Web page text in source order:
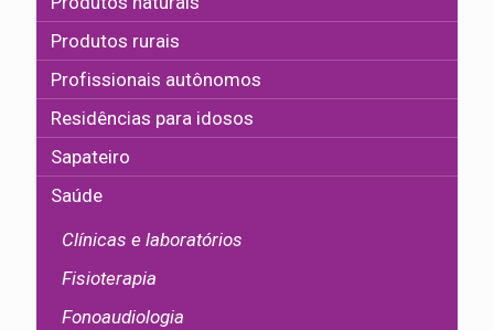
Produtos rurais
Profissionais autônomos
Residências para idosos
Sapateiro
Saúde
Clínicas e laboratórios
Fisioterapia
Fonoaudiologia